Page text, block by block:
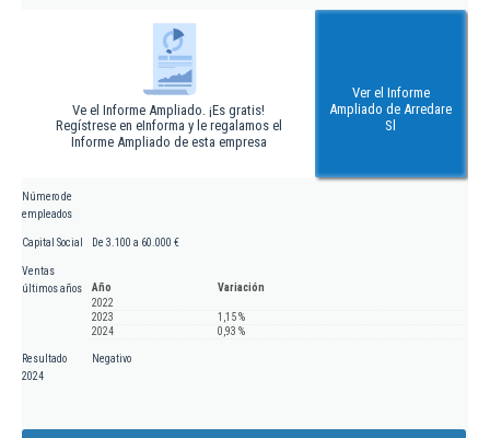
Ve el Informe Ampliado. ¡Es gratis!
Regístrese en eInforma y le regalamos el
Informe Ampliado de esta empresa
Ver el Informe
Ampliado de Arredare
Sl
Número de
empleados
Capital Social De 3.100 a 60.000 €
Ventas
últimos años
Año
Variación
2022
2023
1,15 %
2024
0,93 %
Resultado
2024
Negativo